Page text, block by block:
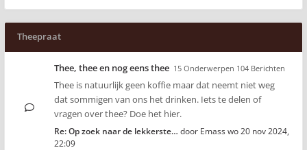
Theepraat
Thee, thee en nog eens thee 15 Onderwerpen 104 Berichten
Thee is natuurlijk geen koffie maar dat neemt niet weg
dat sommigen van ons het drinken. Iets te delen of
vragen over thee? Doe het hier.
Re: Op zoek naar de lekkerste… door Emasswo 20 nov 2024,
22:09